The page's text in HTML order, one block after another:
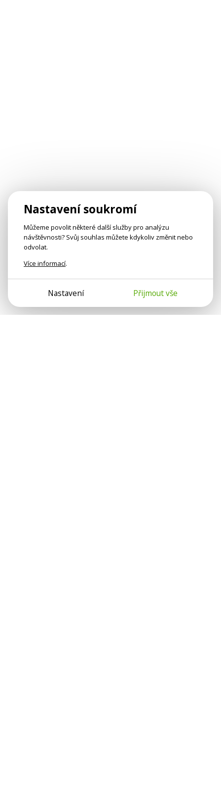
Nastavení soukromí
Můžeme povolit některé další služby pro analýzu
návštěvnosti? Svůj souhlas můžete kdykoliv změnit nebo
odvolat.
Více informací.
Nastavení Přijmout vše